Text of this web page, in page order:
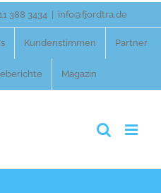
388 3434 info@fjordtra.de
Kundenstimmen Partner
Magazin